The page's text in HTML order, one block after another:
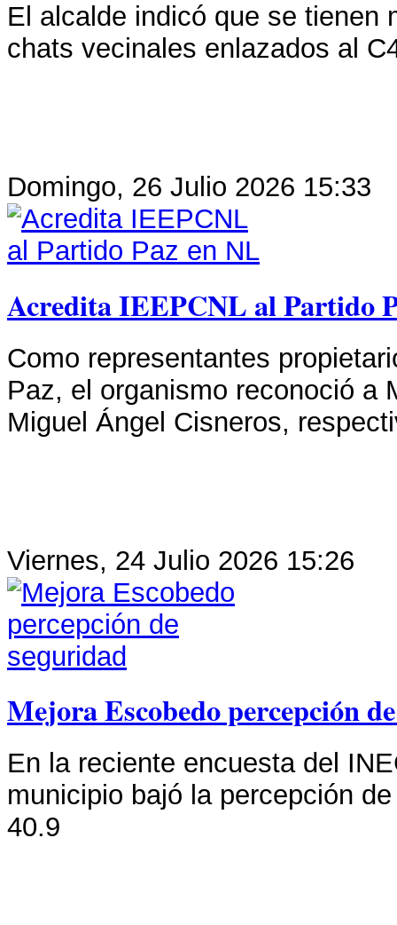
El alcalde indicó que se tienen
chats vecinales enlazados al
Domingo, 26 Julio 2026 15:33
Acredita IEEPCNL al Partido
Como representantes
Paz, el organismo reconoció a
Miguel Ángel Cisneros,
Viernes, 24 Julio 2026 15:26
Mejora Escobedo percepción
En la reciente encuesta del
municipio bajó la percepción
40.9